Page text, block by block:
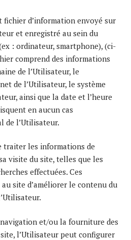
fichier d’information envoyé sur
et enregistré au sein du
: ordinateur, smartphone), (ci-
comprend des informations
de l’Utilisateur, le
de l’Utilisateur, le système
ainsi que la date et l’heure
en aucun cas
de l’Utilisateur.
traiter les informations de
visite du site, telles que les
effectuées. Ces
site d’améliorer le contenu du
et/ou la fourniture des
l’Utilisateur peut configurer